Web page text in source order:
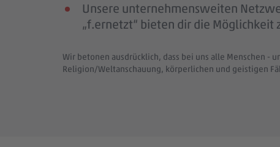
Unsere unternehmensweiten
„f.ernetzt“ bieten dir die
Wir betonen ausdrücklich, dass bei uns alle Menschen
Religion/Weltanschauung, körperlichen und geistigen